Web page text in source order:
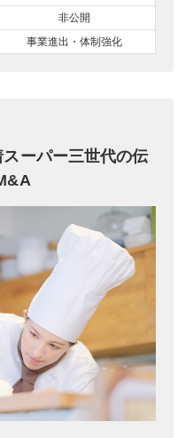
非公開
事業進出・体制強化
ーパー三世代の伝